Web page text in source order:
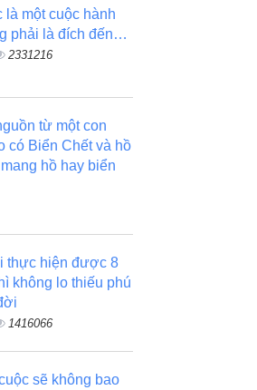
là một cuộc hành
phải là đích đến…
2331216
từ một con
có Biển Chết và hồ
hồ hay biển
thực hiện được 8
không lo thiếu phú
1416066
sẽ không bao